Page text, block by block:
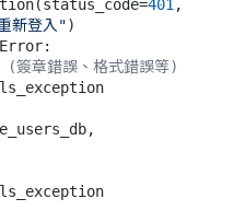
401 ,
新登入")
簽章錯誤、格式錯誤等)